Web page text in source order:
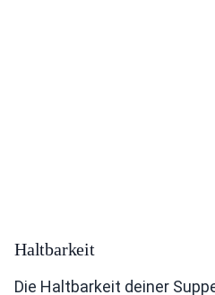
Haltbarkeit
Die Haltbarkeit deiner